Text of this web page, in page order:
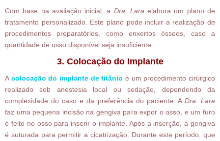
Com base na avaliação inicial, a Dra. Lara elabora um plano de
tratamento personalizado. Este plano pode incluir a realização de
procedimentos preparatórios, como enxertos ósseos, caso a
quantidade de osso disponível seja insuficiente.
3. Colocação do Implante
A colocação do implante de titânio é um procedimento cirúrgico
realizado sob anestesia local ou sedação, dependendo da
complexidade do caso e da preferência do paciente. A Dra. Lara
faz uma pequena incisão na gengiva para expor o osso, e um furo
é feito no osso para inserir o implante. Após a inserção, a gengiva
é suturada para permitir a cicatrização. Durante este período, que